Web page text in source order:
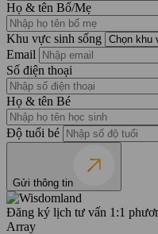
Họ & tên Bố/Mẹ
Khu vực sinh sống
Email
Số điện thoại
Họ & tên Bé
Độ tuổi bé
Gửi thông tin
Đăng ký lịch tư vấn 1:1
Array